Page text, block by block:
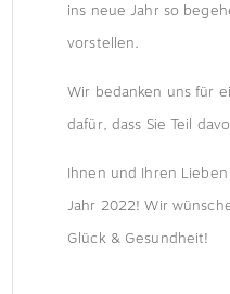
ins neue Jahr so
vorstellen.
Wir bedanken uns für
dafür, dass Sie Teil
Ihnen und Ihren
Jahr 2022! Wir
Glück & Gesundheit!